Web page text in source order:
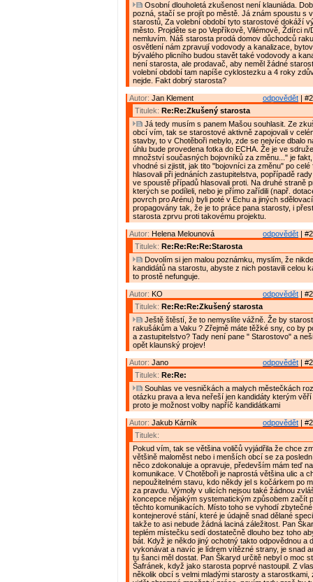
Osobní dlouholetá zkušenost není klauniáda.
pozná, stačí se projít po městě. Já znám spoustu s
starostů, Za volební období tyto starostové dokáží
město. Projděte se po Vepříkově, Vilémově, Ždírci n/
nemluvím. Náš starosta prodá domov důchodců
osvětlení nám zpravují vodovody a kanalizace,
bývalého plicního budou stavět také vodovody a
není starosta, ale prodavač, aby neměl žádné
volební období tam napíše cyklostezku a 4 roky
nejde. Fakt dobrý starosta?
odpovědět |
Autor: Jan Klement
Titulek: Re:Re:Zkušený starosta
Já tedy musím s panem Mašou souhlasit. Ze
obcí vím, tak se starostové aktivně zapojovali v
stavby, to v Chotěboři nebylo, zde se nejvíce dbalo
úhlu bude provedena fotka do ECHA. Že je ve
množství současných bojovníků za změnu..." je
vhodné si zjistit, jak tito "bojovníci za změnu" po
hlasovali při jednáních zastupitelstva, popřípadě
ve spoustě případů hlasovali proti. Na druhé straně
kterých se podíleli, nebo je přímo zařídili (např.
povrch pro Arénu) byli poté v Echu a jiných
propagovány tak, že je to práce pana starosty, i
starosta zprvu proti takovému projektu.
odpovědět |
Autor: Helena Melounová
Titulek: Re:Re:Re:Re:Starosta
Dovolím si jen malou poznámku, myslím, že
kandidátů na starostu, abyste z nich postavili celou
to prostě nefunguje.
odpovědět |
Autor: KO
Titulek: Re:Re:Re:Zkušený starosta
Ještě štěstí, že to nemyslíte vážně. Že by
rakušákům a Vaku ? Zřejmě máte těžké sny, co by
a zastupitelstvo? Tady není pane " Starostovo" a
opět klaunský projev!
odpovědět |
Autor: Jano
Titulek: Re:Re:
Souhlas ve vesničkách a malych městečkách
otázku prava a leva neřeší jen kandidáty kterým
proto je možnost volby napříč kandidátkami
odpovědět |
Autor: Jakub Kárník
Titulek:
Pokud vím, tak se většina voličů vyjádřila že chce
většině maloměst nebo i menších obcí se za
něco zdokonaluje a opravuje, především mám teď
komunikace. V Chotěboři je naprostá většina ulic a
nepoužitelném stavu, kdo někdy jel s kočárkem po
za pravdu. Výmoly v ulicích nejsou také žádnou
koncepce nějakým systematickým způsobem začít
těchto komunikacích. Místo toho se vyhodí
kontejnerové stání, které je údajně snad dělané
takže to asi nebude žádná laciná záležitost. Pan
teplém místečku sedí dostatečně dlouho bez toho
bát. Když je někdo jiný ochotný takto odpovědnou a
vykonávat a navíc je lídrem vítězné strany, je snad
tu šanci měl dostat. Pan Škaryd určitě nebyl o moc
Šafránek, když jako starosta poprvé nastoupil. Z
několik obcí s velmi mladými starosty a starostkami,